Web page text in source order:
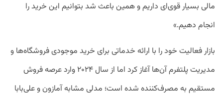
مالی بسیار قوی‌ای داریم و همین باعث شد بتوانیم این خرید را
انجام دهیم.»
بازار فعالیت خود را با ارائه خدماتی برای خرید موجودی فروشگاه‌ها و
مدیریت پلتفرم آن‌ها آغاز کرد اما از سال ۲۰۲۴ وارد عرصه فروش
مستقیم به مصرف‌کننده شده است؛ مدلی مشابه آمازون و علی‌بابا